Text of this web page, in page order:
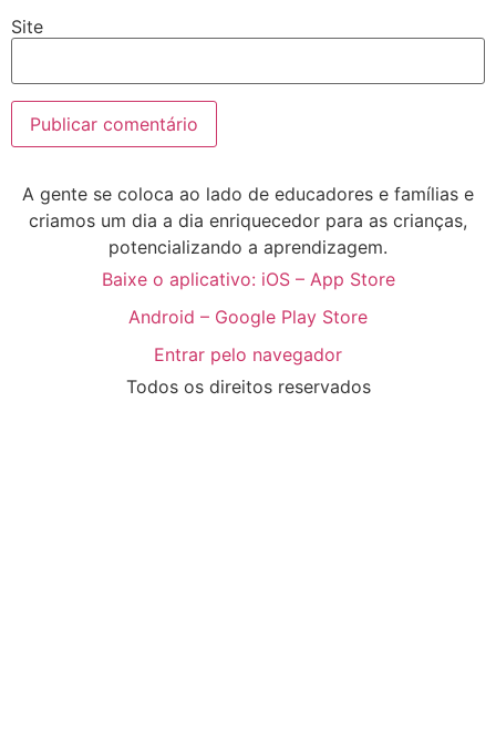
Site
A gente se coloca ao lado de educadores e famílias e
criamos um dia a dia enriquecedor para as crianças,
potencializando a aprendizagem.
Baixe o aplicativo: iOS – App Store
Android – Google Play Store
Entrar pelo navegador
Todos os direitos reservados